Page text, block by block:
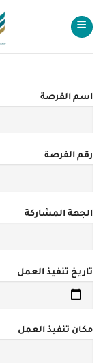
اسم الفرصة
رقم الفرصة
الجهة المشاركة
تاريخ تنفيذ العمل
مكان تنفيذ العمل